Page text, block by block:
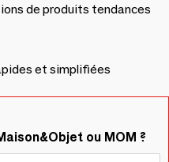
de produits tendances
et simplifiées
ou MOM ?